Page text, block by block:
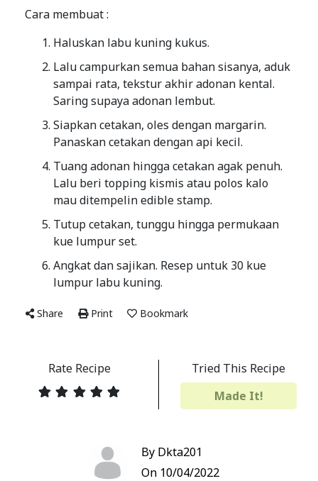
Cara membuat :
Haluskan labu kuning kukus.
Lalu campurkan semua bahan sisanya, aduk
sampai rata, tekstur akhir adonan kental.
Saring supaya adonan lembut.
Siapkan cetakan, oles dengan margarin.
Panaskan cetakan dengan api kecil.
Tuang adonan hingga cetakan agak penuh.
Lalu beri topping kismis atau polos kalo
mau ditempelin edible stamp.
Tutup cetakan, tunggu hingga permukaan
kue lumpur set.
Angkat dan sajikan. Resep untuk 30 kue
lumpur labu kuning.
Share Print Bookmark
Rate Recipe
Tried This Recipe
Made It!
By Dkta201
On 10/04/2022